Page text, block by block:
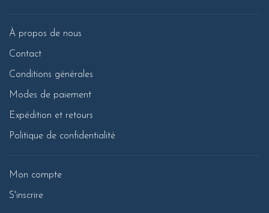
À propos de nous
Contact
Conditions générales
Modes de paiement
Expédition et retours
Politique de confidentialité
Mon compte
S'inscrire